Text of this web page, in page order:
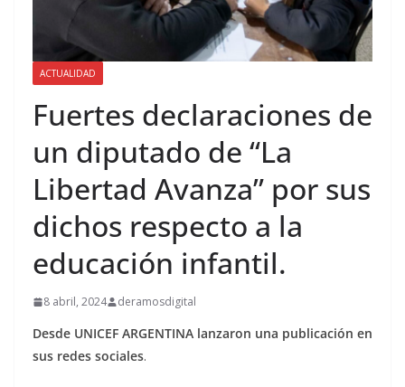
ACTUALIDAD
Fuertes declaraciones de
un diputado de “La
Libertad Avanza” por sus
dichos respecto a la
educación infantil.
8 abril, 2024 deramosdigital
Desde UNICEF ARGENTINA lanzaron una publicación en
sus redes sociales.